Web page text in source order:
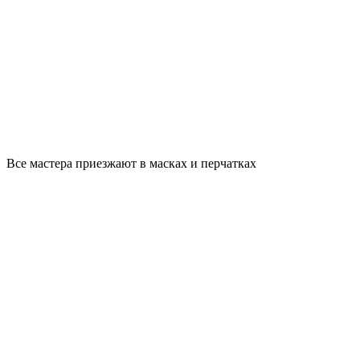
Все мастера приезжают в масках и перчатках